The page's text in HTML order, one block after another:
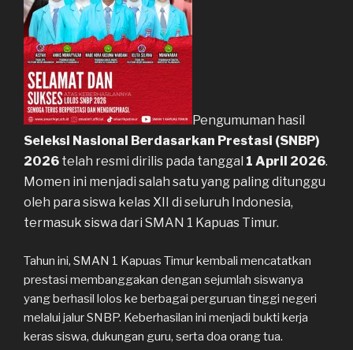
Pengumuman hasil
Seleksi Nasional Berdasarkan Prestasi (SNBP)
2026 telah resmi dirilis pada tanggal 1 April 2026.
Momen ini menjadi salah satu yang paling ditunggu
oleh para siswa kelas XII di seluruh Indonesia,
termasuk siswa dari SMAN 1 Kapuas Timur.
Tahun ini, SMAN 1 Kapuas Timur kembali mencatatkan
prestasi membanggakan dengan sejumlah siswanya
yang berhasil lolos ke berbagai perguruan tinggi negeri
melalui jalur SNBP. Keberhasilan ini menjadi bukti kerja
keras siswa, dukungan guru, serta doa orang tua.